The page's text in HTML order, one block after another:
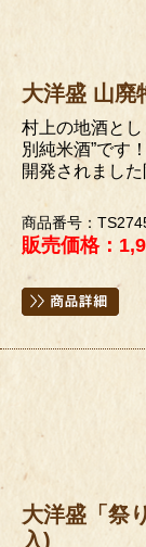
大洋盛 山廃
村上の地酒と
別純米酒”です
開発されました
商品番号：
販売価格：
大洋盛「祭
入)